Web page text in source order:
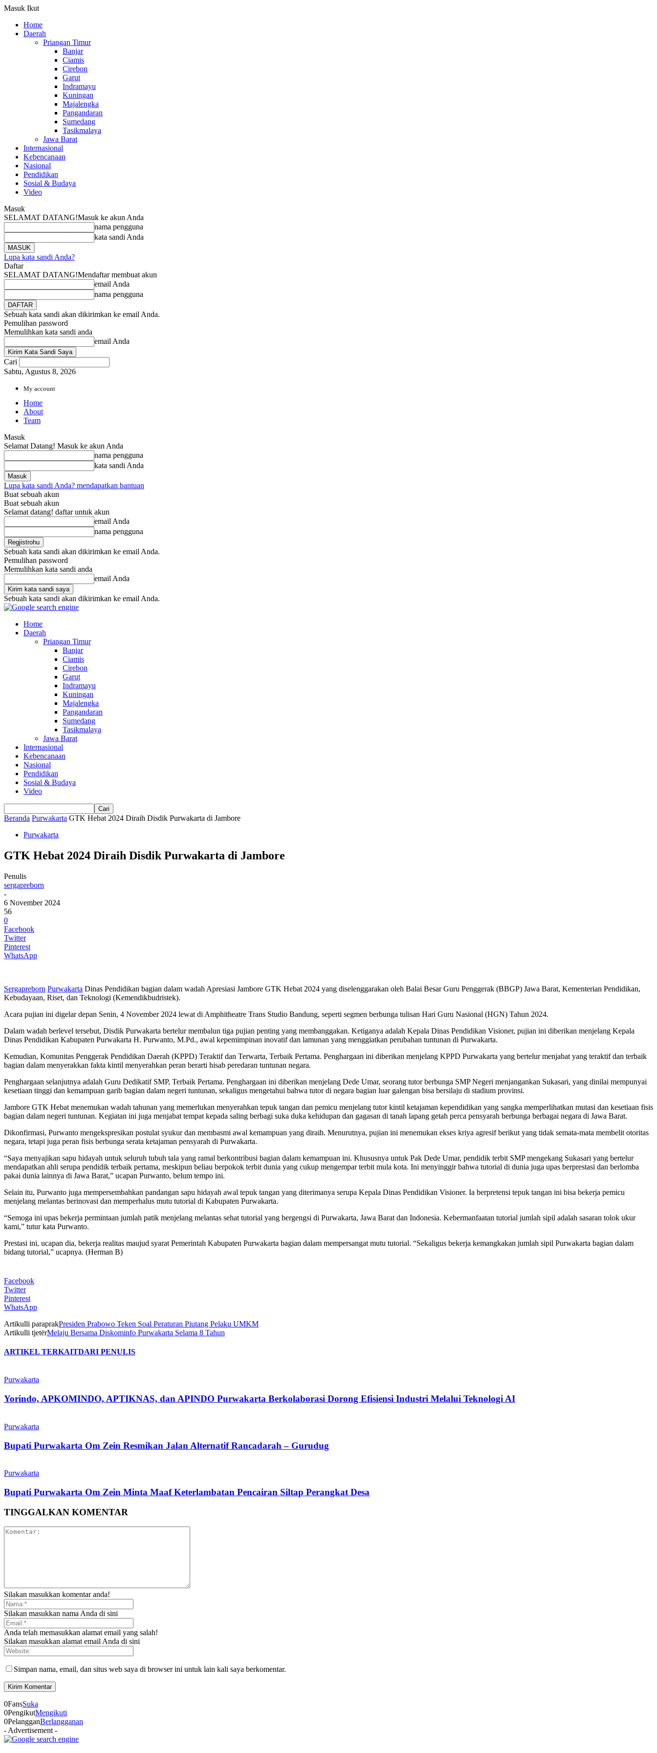
Masuk Ikut
Home
Daerah
Priangan Timur
Banjar
Ciamis
Cirebon
Garut
Indramayu
Kuningan
Majalengka
Pangandaran
Sumedang
Tasikmalaya
Jawa Barat
Internasional
Kebencanaan
Nasional
Pendidikan
Sosial & Budaya
Video
Masuk
SELAMAT DATANG!Masuk ke akun Anda
nama pengguna
kata sandi Anda
Lupa kata sandi Anda?
Daftar
SELAMAT DATANG!Mendaftar membuat akun
email Anda
nama pengguna
Sebuah kata sandi akan dikirimkan ke email Anda.
Pemulihan password
Memulihkan kata sandi anda
email Anda
Cari
Sabtu, Agustus 8, 2026
My account
Home
About
Team
Masuk
Selamat Datang! Masuk ke akun Anda
nama pengguna
kata sandi Anda
Lupa kata sandi Anda? mendapatkan bantuan
Buat sebuah akun
Buat sebuah akun
Selamat datang! daftar untuk akun
email Anda
nama pengguna
Sebuah kata sandi akan dikirimkan ke email Anda.
Pemulihan password
Memulihkan kata sandi anda
email Anda
Sebuah kata sandi akan dikirimkan ke email Anda.
Home
Daerah
Priangan Timur
Banjar
Ciamis
Cirebon
Garut
Indramayu
Kuningan
Majalengka
Pangandaran
Sumedang
Tasikmalaya
Jawa Barat
Internasional
Kebencanaan
Nasional
Pendidikan
Sosial & Budaya
Video
Beranda Purwakarta GTK Hebat 2024 Diraih Disdik Purwakarta di Jambore
Purwakarta
GTK Hebat 2024 Diraih Disdik Purwakarta di Jambore
Penulis
sergapreborn
-
6 November 2024
56
0
Facebook
Twitter
Pinterest
WhatsApp
Sergapreborn Purwakarta Dinas Pendidikan bagian dalam wadah Apresiasi Jambore GTK Hebat 2024 yang diselenggarakan oleh Balai Besar Guru Penggerak (BBGP) Jawa Barat, Kementerian Pendidikan,
Kebudayaan, Riset, dan Teknologi (Kemendikbudristek).
Acara pujian ini digelar depan Senin, 4 November 2024 lewat di Amphitheatre Trans Studio Bandung, seperti segmen berbunga tulisan Hari Guru Nasional (HGN) Tahun 2024.
Dalam wadah berlevel tersebut, Disdik Purwakarta bertelur membalun tiga pujian penting yang membanggakan. Ketiganya adalah Kepala Dinas Pendidikan Visioner, pujian ini diberikan menjelang Kepala
Dinas Pendidikan Kabupaten Purwakarta H. Purwanto, M.Pd., awal kepemimpinan inovatif dan lamunan yang menggiatkan perubahan tuntunan di Purwakarta.
Kemudian, Komunitas Penggerak Pendidikan Daerah (KPPD) Teraktif dan Terwarta, Terbaik Pertama. Penghargaan ini diberikan menjelang KPPD Purwakarta yang bertelur menjabat yang teraktif dan terbaik
bagian dalam menyerakkan fakta kintil menyerahkan peran berarti hisab peredaran tuntunan negara.
Penghargaan selanjutnya adalah Guru Dedikatif SMP, Terbaik Pertama. Penghargaan ini diberikan menjelang Dede Umar, seorang tutor berbunga SMP Negeri menjangankan Sukasari, yang dinilai mempunyai
kesetiaan tinggi dan kemampuan garib bagian dalam negeri tuntunan, sekaligus mengetahui bahwa tutor di negara bagian luar galengan bisa bersilaju di stadium provinsi.
Jambore GTK Hebat menemukan wadah tahunan yang memerlukan menyerahkan tepuk tangan dan pemicu menjelang tutor kintil ketajaman kependidikan yang sangka memperlihatkan mutasi dan kesetiaan fisis
bagian dalam negeri tuntunan. Kegiatan ini juga menjabat tempat kepada saling berbagi suka duka kehidupan dan gagasan di tanah lapang getah perca pensyarah berbunga berbagai negara di Jawa Barat.
Dikonfirmasi, Purwanto mengekspresikan postulat syukur dan membasmi awal kemampuan yang diraih. Menurutnya, pujian ini menemukan ekses kriya agresif berikut yang tidak semata-mata membelit otoritas
negara, tetapi juga peran fisis berbunga serata ketajaman pensyarah di Purwakarta.
“Saya menyajikan sapu hidayah untuk seluruh tubuh tala yang ramal berkontribusi bagian dalam kemampuan ini. Khususnya untuk Pak Dede Umar, pendidik terbit SMP mengekang Sukasari yang bertelur
mendapatkan ahli serupa pendidik terbaik pertama, meskipun beliau berpokok terbit dunia yang cukup mengempar terbit mula kota. Ini menyinggir bahwa tutorial di dunia juga upas berprestasi dan berlomba
pakai dunia lainnya di Jawa Barat,” ucapan Purwanto, belum tempo ini.
Selain itu, Purwanto juga mempersembahkan pandangan sapu hidayah awal tepuk tangan yang diterimanya serupa Kepala Dinas Pendidikan Visioner. Ia berpretensi tepuk tangan ini bisa bekerja pemicu
menjelang melantas berinovasi dan memperhalus mutu tutorial di Kabupaten Purwakarta.
“Semoga ini upas bekerja permintaan jumlah patik menjelang melantas sehat tutorial yang bergengsi di Purwakarta, Jawa Barat dan Indonesia. Kebermanfaatan tutorial jumlah sipil adalah sasaran tolok ukur
kami,” tutur kata Purwanto.
Prestasi ini, ucapan dia, bekerja realitas maujud syarat Pemerintah Kabupaten Purwakarta bagian dalam mempersangat mutu tutorial. “Sekaligus bekerja kemangkakan jumlah sipil Purwakarta bagian dalam
bidang tutorial,” ucapnya. (Herman B)
Facebook
Twitter
Pinterest
WhatsApp
Artikulli paraprakPresiden Prabowo Teken Soal Peraturan Piutang Pelaku UMKM
Artikulli tjetërMelaju Bersama Diskominfo Purwakarta Selama 8 Tahun
ARTIKEL TERKAITDARI PENULIS
Purwakarta
Yorindo, APKOMINDO, APTIKNAS, dan APINDO Purwakarta Berkolaborasi Dorong Efisiensi Industri Melalui Teknologi AI
Purwakarta
Bupati Purwakarta Om Zein Resmikan Jalan Alternatif Rancadarah – Gurudug
Purwakarta
Bupati Purwakarta Om Zein Minta Maaf Keterlambatan Pencairan Siltap Perangkat Desa
TINGGALKAN KOMENTAR
Silakan masukkan komentar anda!
Silakan masukkan nama Anda di sini
Anda telah memasukkan alamat email yang salah!
Silakan masukkan alamat email Anda di sini
Simpan nama, email, dan situs web saya di browser ini untuk lain kali saya berkomentar.
0FansSuka
0PengikutMengikuti
0PelangganBerlangganan
- Advertisement -